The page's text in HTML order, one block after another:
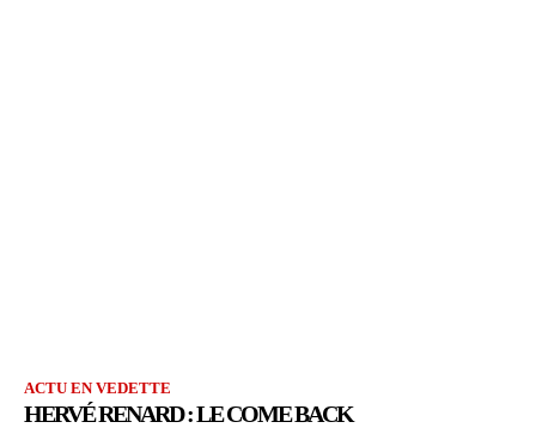
ACTU EN VEDETTE
HERVÉ RENARD : LE COME BACK